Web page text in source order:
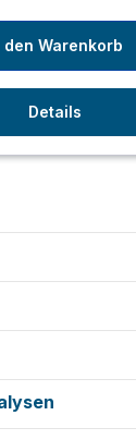
den Warenkorb
Details